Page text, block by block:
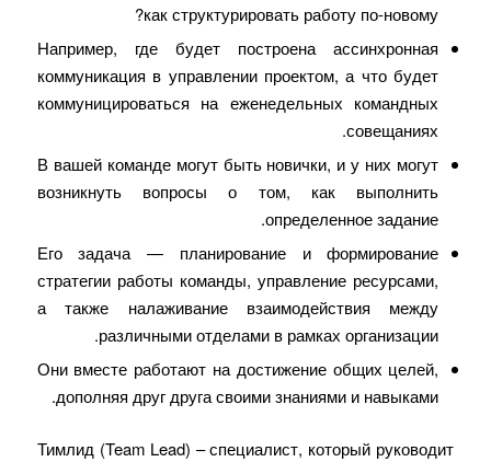
как структурировать работу по-новому?
Например, где будет построена ассинхронная
коммуникация в управлении проектом, а что будет
коммуницироваться на еженедельных командных
совещаниях.
В вашей команде могут быть новички, и у них могут
возникнуть вопросы о том, как выполнить
определенное задание.
Его задача — планирование и формирование
стратегии работы команды, управление ресурсами,
а также налаживание взаимодействия между
различными отделами в рамках организации.
Они вместе работают на достижение общих целей,
дополняя друг друга своими знаниями и навыками.
Тимлид (Team Lead) – специалист, который руководит